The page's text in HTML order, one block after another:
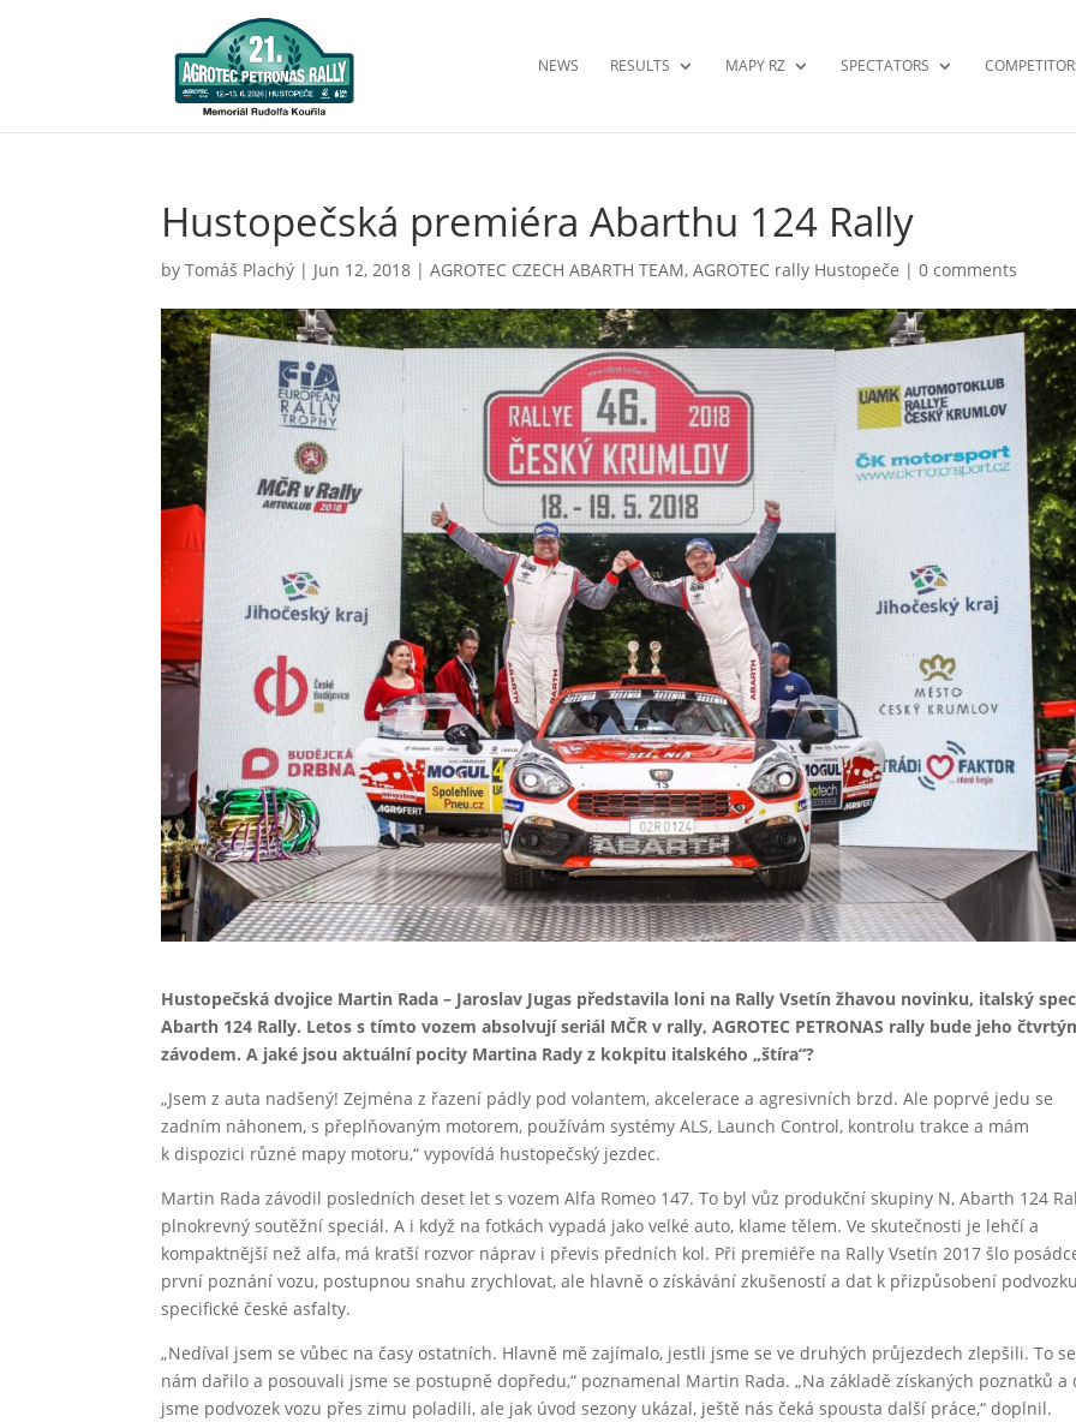
NEWS RESULTS MAPY RZ SPECTATORS
Hustopečská premiéra Abarthu 124 Rally
byTomáš Plachý | Jun 12, 2018 |AGROTEC CZECH ABARTH TEAM,AGROTEC rally Hustopeče |0 comments
Hustopečská dvojice Martin Rada – Jaroslav Jugas představila loni na Rally Vsetín žhavou novinku, italský
Abarth 124 Rally. Letos s tímto vozem absolvují seriál MČR v rally, AGROTEC PETRONAS rally bude jeho
závodem. A jaké jsou aktuální pocity Martina Rady z kokpitu italského „štíra“?
„Jsem z auta nadšený! Zejména z řazení pádly pod volantem, akcelerace a agresivních brzd. Ale poprvé jedu se
zadním náhonem, s přeplňovaným motorem, používám systémy ALS, Launch Control, kontrolu trakce a mám
k dispozici různé mapy motoru,“ vypovídá hustopečský jezdec.
Martin Rada závodil posledních deset let s vozem Alfa Romeo 147. To byl vůz produkční skupiny N, Abarth 124
plnokrevný soutěžní speciál. A i když na fotkách vypadá jako velké auto, klame tělem. Ve skutečnosti je lehčí a
kompaktnější než alfa, má kratší rozvor náprav i převis předních kol. Při premiéře na Rally Vsetín 2017 šlo
první poznání vozu, postupnou snahu zrychlovat, ale hlavně o získávání zkušeností a dat k přizpůsobení
specifické české asfalty.
„Nedíval jsem se vůbec na časy ostatních. Hlavně mě zajímalo, jestli jsme se ve druhých průjezdech zlepšili. To se
nám dařilo a posouvali jsme se postupně dopředu,“ poznamenal Martin Rada. „Na základě získaných poznatků a
jsme podvozek vozu přes zimu poladili, ale jak úvod sezony ukázal, ještě nás čeká spousta další práce,“ doplnil.